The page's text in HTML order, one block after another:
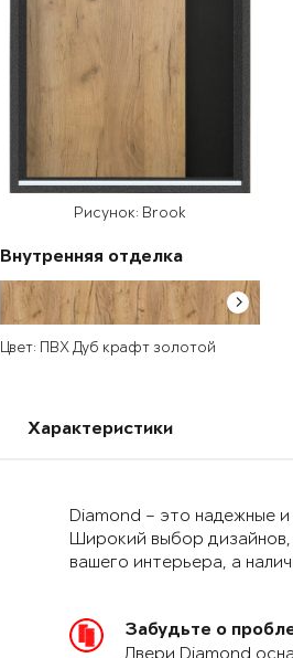
Рисунок: Brook
Внутренняя отделка
Цвет: ПВХ Дуб крафт золотой
Характеристики
Diamond – это надежные
Широкий выбор
вашего интерьера, а
Забудьте о
Двери Diamond